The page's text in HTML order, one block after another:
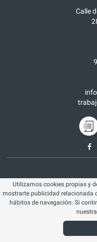
Calle
© Easyoffer 2026.
Utilizamos cookies propias y
mostrarte publicidad relacionada
hábitos de navegación. Si
nuestra